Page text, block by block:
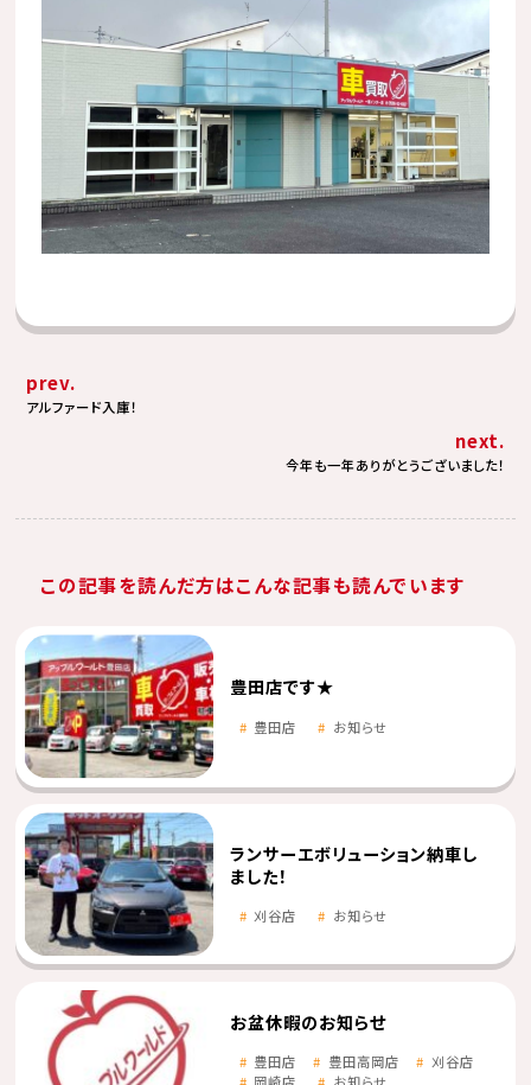
prev.
アルファード入庫！
next.
今年も一年ありがとうございました！
この記事を読んだ方はこんな記事も読んでいます
豊田店です★
豊田店 お知らせ
ランサーエボリューション納車し
ました！
刈谷店 お知らせ
お盆休暇のお知らせ
豊田店 豊田高岡店
刈谷店